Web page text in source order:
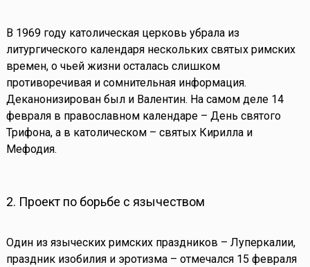
В 1969 году католическая церковь убрала из
литургического календаря нескольких святых римских
времен, о чьей жизни осталась слишком
противоречивая и сомнительная информация.
Деканонизирован был и Валентин. На самом деле 14
февраля в православном календаре – День святого
Трифона, а в католическом – святых Кирилла и
Мефодия.
2. Проект по борьбе с язычеством
Один из языческих римских праздников – Луперкалии,
праздник изобилия и эротизма – отмечался 15 февраля